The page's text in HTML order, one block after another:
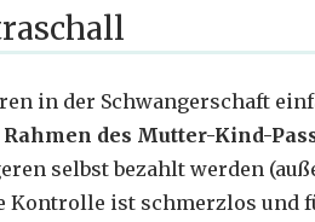
in der Schwangerschaft
des Mutter-Kind-
selbst bezahlt werden
Kontrolle ist schmerzlos und